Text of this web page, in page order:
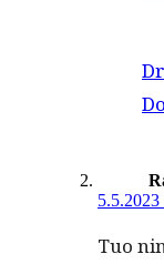
5.5.2023
Tuo